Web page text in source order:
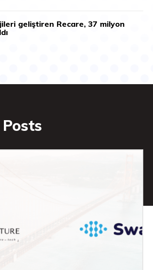
geliştiren Recare, 37 milyon